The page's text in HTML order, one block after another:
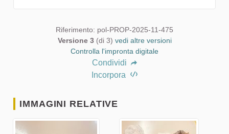
Riferimento: pol-PROP-2025-11-475
Versione 3(di 3) vedi altre versioni
Controlla l'impronta digitale
Condividi
Incorpora
IMMAGINI RELATIVE